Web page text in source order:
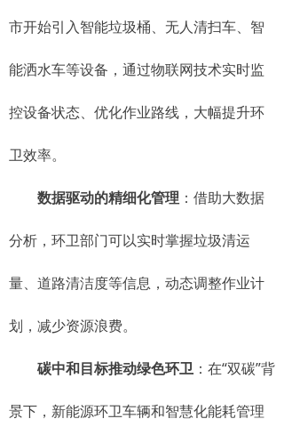
市开始引入智能垃圾桶、无人清扫车、智
能洒水车等设备，通过物联网技术实时监
控设备状态、优化作业路线，大幅提升环
卫效率。
数据驱动的精细化管理 ：借助大数据
分析，环卫部门可以实时掌握垃圾清运
量、道路清洁度等信息，动态调整作业计
划，减少资源浪费。
碳中和目标推动绿色环卫 ：在“双碳”背
景下，新能源环卫车辆和智慧化能耗管理